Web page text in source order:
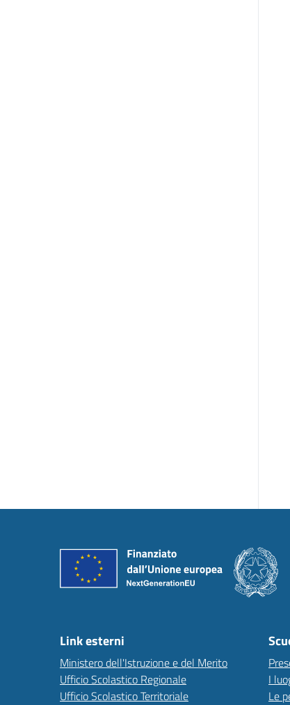
Link esterni
Ministero dell'Istruzione e del Merito
Ufficio Scolastico Regionale
Ufficio Scolastico Territoriale
I
Le